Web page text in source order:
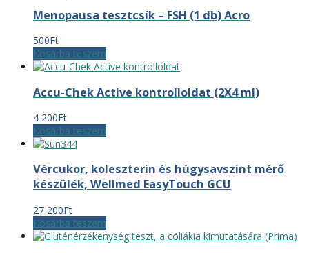
Menopausa tesztcsík – FSH (1 db) Acro
500Ft
Kosárba teszem
Accu-Chek Active kontrolloldat (2X4 ml)
4 200Ft
Kosárba teszem
Vércukor, koleszterin és húgysavszint mérő
készülék, Wellmed EasyTouch GCU
27 200Ft
Kosárba teszem